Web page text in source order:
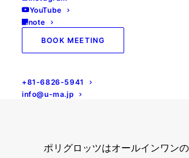
YouTube
note
BOOK MEETING
+81-6826-5941
info@u-ma.jp
ポリグロッツはオールインワン